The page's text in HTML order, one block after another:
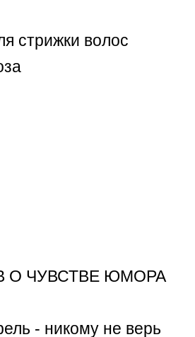
стрижки волос
О ЧУВСТВЕ ЮМОРА
- никому не верь